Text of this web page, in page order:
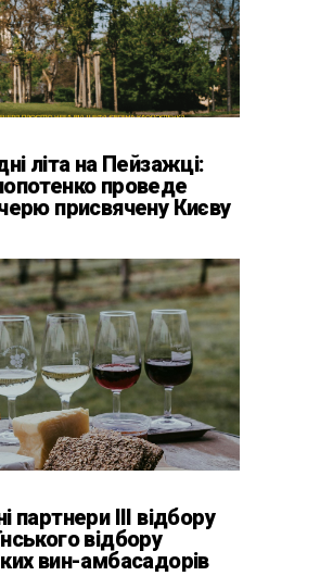
літа на Пейзажці:
проведе
присвячену Києву
партнери ІІІ відбору
відбору
вин-амбасадорів